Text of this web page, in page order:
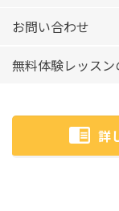
お問い合わせ
無料体験レッス
詳